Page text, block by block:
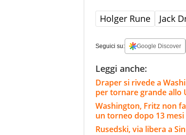
Holger Rune Jack
Seguici su: Google Discover
Leggi anche:
Draper si rivede a
per tornare grande allo
Washington, Fritz non
un torneo dopo 13 mesi
Rusedski, via libera a